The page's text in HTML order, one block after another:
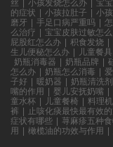
丝 | 小孩发烧怎么办 | 宝
的症状 | 小孩拉肚子 | 小
磨牙 | 手足口病严重吗 |
么治疗 | 宝宝皮肤过敏怎
屁股红怎么办 | 积食发烧 |
生儿便秘怎么办 | 儿童餐具
奶瓶消毒器 | 奶瓶品牌 |
怎么办 | 奶瓶怎么消毒 |
子好 | 暖奶器 | 奶瓶清洗剂
嘴的作用 | 婴儿安抚奶嘴 |
童水杯 | 儿童餐椅 | 料理机
裤 | 止咳化痰最快最有效
症状有哪些 | 荨麻疹五种
用 | 橄榄油的功效与作用 |